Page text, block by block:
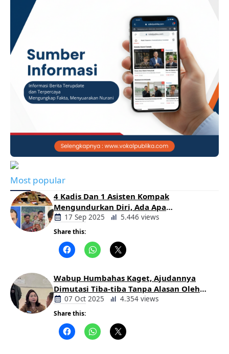
Most popular
4 Kadis Dan 1 Asisten Kompak
Mengundurkan Diri, Ada Apa
Pemerintahan Oloan
17 Sep 2025 5.446 views
Share this:
Wabup Humbahas Kaget, Ajudannya
Dimutasi Tiba-tiba Tanpa Alasan Oleh
Bupati
07 Oct 2025 4.354 views
Share this: